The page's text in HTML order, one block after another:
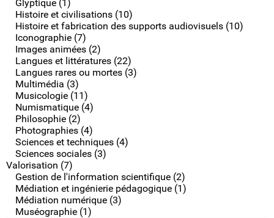
Glyptique (1)
Histoire et civilisations (10)
Histoire et fabrication des supports audiovisuels (10)
Iconographie (7)
Images animées (2)
Langues et littératures (22)
Langues rares ou mortes (3)
Multimédia (3)
Musicologie (11)
Numismatique (4)
Philosophie (2)
Photographies (4)
Sciences et techniques (4)
Sciences sociales (3)
Valorisation (7)
Gestion de l'information scientifique (2)
Médiation et ingénierie pédagogique (1)
Médiation numérique (3)
Muséographie (1)